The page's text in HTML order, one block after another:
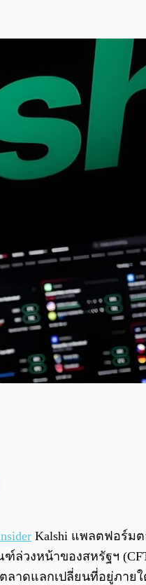
Kalshi แพลตฟอร์มต
งหน้าของสหรัฐฯ
ดแลกเปลี่ยนที่อยู่ภายใ